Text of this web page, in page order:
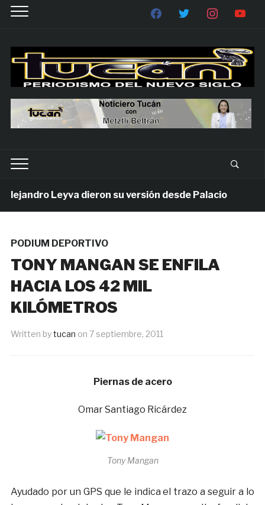
Leyva dieron su versión desde Palacio
PODIUM DEPORTIVO
TONY MANGAN SE ENFILA
HACIA LOS 42 MIL
KILÓMETROS
Written bytucan on 7 septiembre, 2011
Piernas de acero
Omar Santiago Ricárdez
Tony Mangan
Ayudado por un GPS que le indica el trazo a seguir a lo